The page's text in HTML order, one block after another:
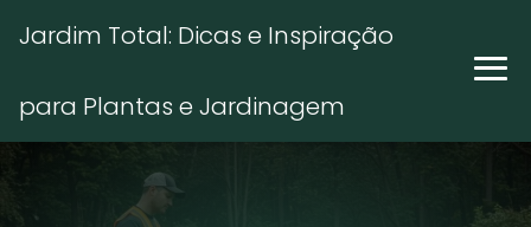
Jardim Total: Dicas e Inspiração
para Plantas e Jardinagem